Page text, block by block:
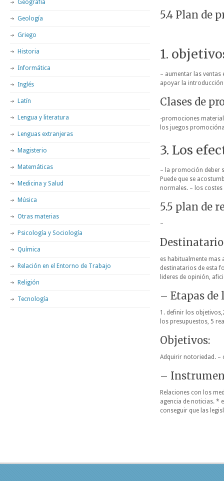
5.4 Plan de
1.
– aumentar las ventas
apoyar la
Clases de
-promociones
los juegos
3. Los
– la promoción deber
Puede que se
normales. – los
5.5 plan de
–
es habitualmente mas
destinatarios de esta
lideres de opinión,
– Etapas
1. definir los
los presupuestos, 5
Objetivos:
Adquirir notoriedad. –
–
Relaciones con los
agencia de noticias. *
conseguir que las
Geografía
Geología
Griego
Historia
Informática
Inglés
Latín
Lengua y literatura
Lenguas extranjeras
Magisterio
Matemáticas
Medicina y Salud
Música
Otras materias
Psicología y Sociología
Química
Relación en el Entorno de Trabajo
Religión
Tecnología